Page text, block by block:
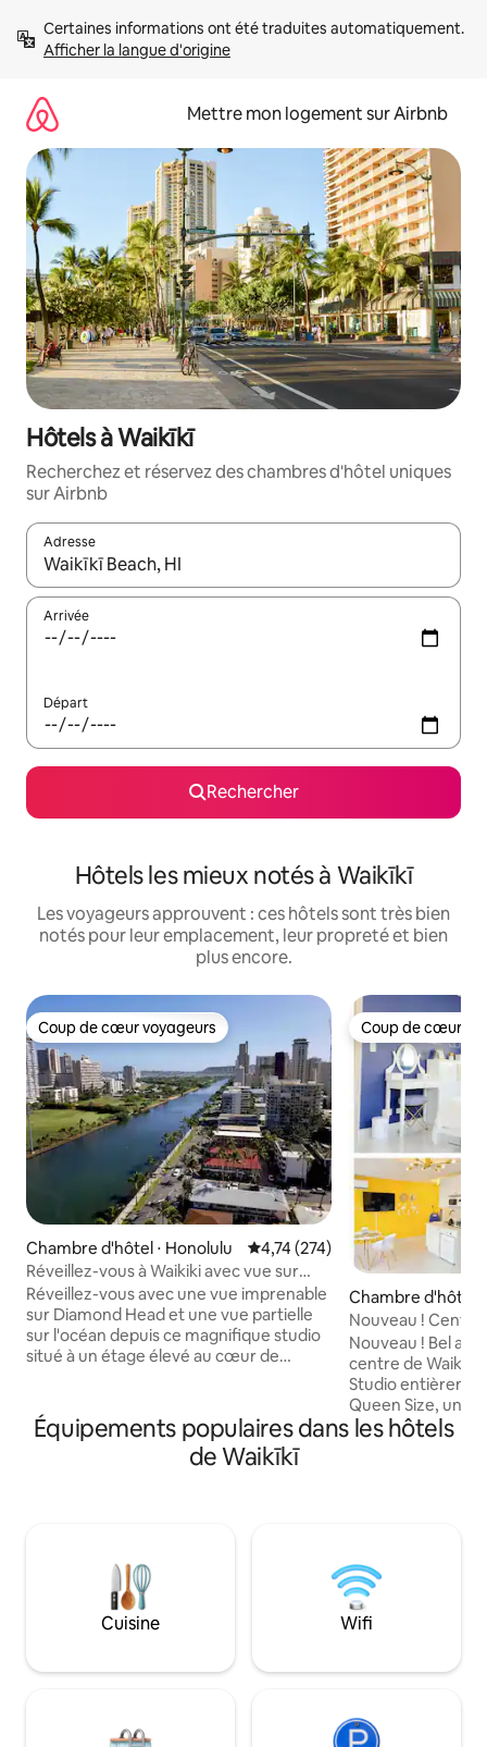
directement
Afficher la langue d'origine
Mettre mon logement sur Airbnb
Hôtels à Waikīkī
Recherchez et réservez des chambres d'hôtel uniques
sur Airbnb
Adresse
Lorsque les résultats s'affichent, utilisez les flèches vers le
Arrivée
Départ
Rechercher
Hôtels les mieux notés à Waikīkī
Les voyageurs approuvent : ces hôtels sont très bien
notés pour leur emplacement, leur propreté et bien
plus encore.
Coup de cœur voyageurs
Coup de cœur voyageurs
Chambre d'hôtel ⋅ Honolulu Évaluation moyenne sur la
4,74 (274)
Réveillez-vous à Waikiki avec vue sur
l'océan et Diamond Head
Réveillez-vous avec une vue imprenable
sur Diamond Head et une vue partielle
sur l'océan depuis ce magnifique studio
situé à un étage élevé au cœur de
week-end romantique, un voyage
d'affaires ou une aventure inoubliable
sur l'île, ce studio confortable et
vous avez besoin pour passer un séjour
incroyable. Profitez d'un paysage
tropical directement depuis votre
Coup de cœur
Coup de cœur
Chambre d'hôtel
Nouveau ! Centre
parking
Nouveau ! Bel
centre de Waikiki
Studio
Queen Size, une
de 50", un
rasage, des kits
des fournitures
plongée
boogie board,
Équipements populaires dans les hôtels
de Waikīkī
Cuisine Wifi